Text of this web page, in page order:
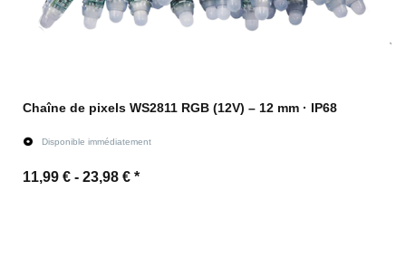
Chaîne de pixels WS2811 RGB (12V) – 12 mm · IP68
Disponible immédiatement
11,99 € - 23,98 € *